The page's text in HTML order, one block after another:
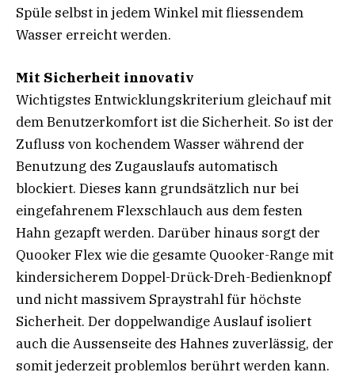
Spüle selbst in jedem Winkel mit fliessendem
Wasser erreicht werden.
Mit Sicherheit innovativ
Wichtigstes Entwicklungskriterium gleichauf mit
dem Benutzerkomfort ist die Sicherheit. So ist der
Zufluss von kochendem Wasser während der
Benutzung des Zugauslaufs automatisch
blockiert. Dieses kann grundsätzlich nur bei
eingefahrenem Flexschlauch aus dem festen
Hahn gezapft werden. Darüber hinaus sorgt der
Quooker Flex wie die gesamte Quooker-Range mit
kindersicherem Doppel-Drück-Dreh-Bedienknopf
und nicht massivem Spraystrahl für höchste
Sicherheit. Der doppelwandige Auslauf isoliert
auch die Aussenseite des Hahnes zuverlässig, der
somit jederzeit problemlos berührt werden kann.